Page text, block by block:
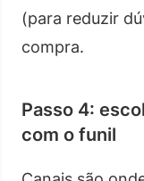
(para reduzir
compra.
Passo 4:
com o funil